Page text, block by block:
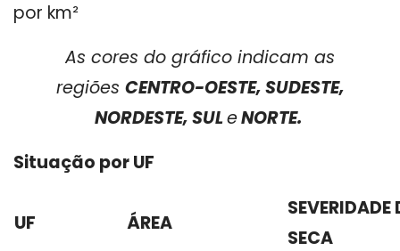
por km²
As cores do gráfico indicam as
regiões CENTRO-OESTE, SUDESTE,
NORDESTE, SULeNORTE.
Situação por UF
UF ÁREA
SEVERIDADE
SECA